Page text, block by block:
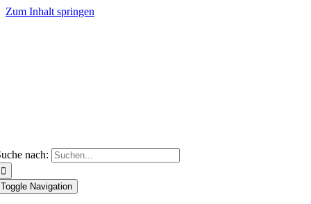
Zum Inhalt springen
nach:
Toggle Navigation